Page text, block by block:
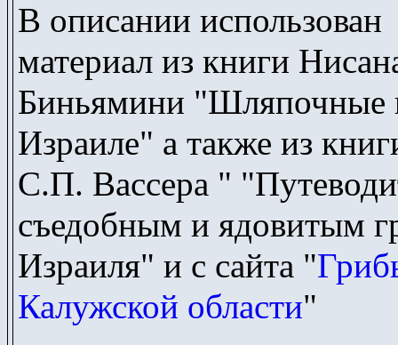
В описании использован
материал из книги
Биньямини "Шляпочные
Израиле" а также из
С.П. Вассера " "
съедобным и ядовитым
Израиля" и с сайта "
Калужской области"